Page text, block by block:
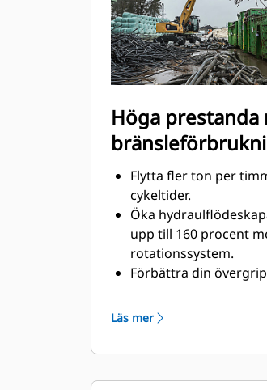
Höga prestanda
Flytta fler ton per
cykeltider.
Öka
upp till 160 procent
rotationssystem.
Förbättra din
procent tack vare
Cat-maskiner är
Läs mer